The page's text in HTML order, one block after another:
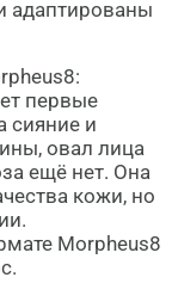
адаптированы
первые
сияние и
овал лица
ещё нет. Она
кожи, но
Morpheus8